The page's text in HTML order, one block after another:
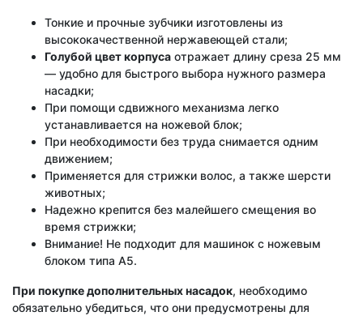
Тонкие и прочные зубчики изготовлены из
высококачественной нержавеющей стали;
Голубой цвет корпуса отражает длину среза 25 мм
— удобно для быстрого выбора нужного размера
насадки;
При помощи сдвижного механизма легко
устанавливается на ножевой блок;
При необходимости без труда снимается одним
движением;
Применяется для стрижки волос, а также шерсти
животных;
Надежно крепится без малейшего смещения во
время стрижки;
Внимание! Не подходит для машинок с ножевым
блоком типа А5.
При покупке дополнительных насадок, необходимо
обязательно убедиться, что они предусмотрены для